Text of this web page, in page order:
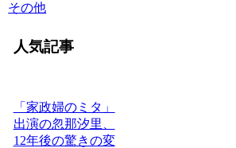
その他
人気記事
「家政婦のミタ」
出演の忽那汐里、
12年後の驚きの変